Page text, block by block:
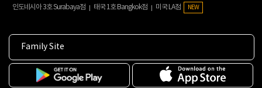
인도네시아 3호 Surabaya점
태국 1호 Bangkok점 미국 LA점 NEW
Family Site